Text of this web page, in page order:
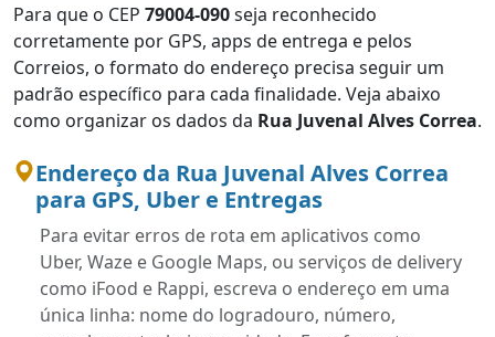
Para que o CEP 79004-090seja reconhecido
corretamente por GPS, apps de entrega e pelos
Correios, o formato do endereço precisa seguir um
padrão específico para cada finalidade. Veja abaixo
como organizar os dados da Rua Juvenal Alves Correa.
Endereço da Rua Juvenal Alves Correa
para GPS, Uber e Entregas
Para evitar erros de rota em aplicativos como
Uber, Waze e Google Maps, ou serviços de delivery
como iFood e Rappi, escreva o endereço em uma
única linha: nome do logradouro, número,